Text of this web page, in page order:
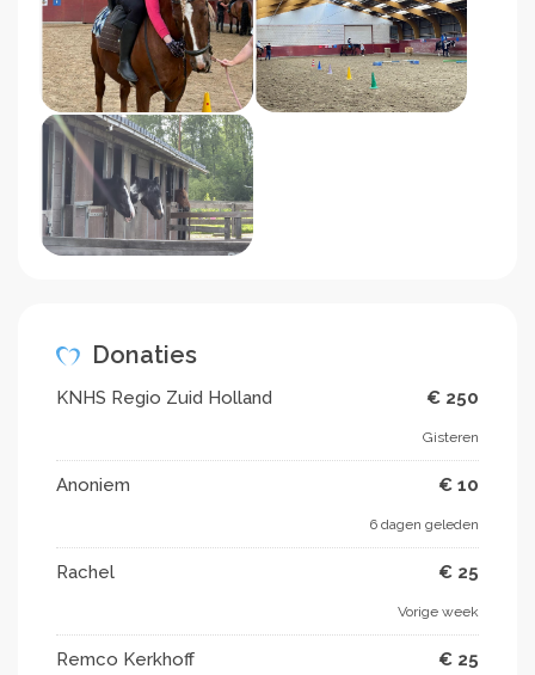
Donaties
KNHS Regio Zuid Holland € 250
Gisteren
Anoniem € 10
6 dagen geleden
Rachel € 25
Vorige week
Remco Kerkhoff € 25